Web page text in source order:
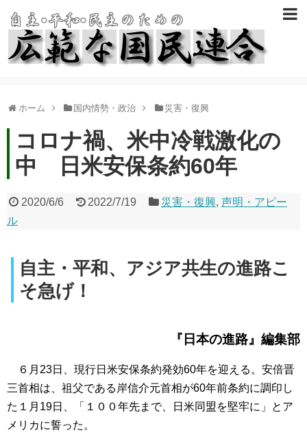
ホーム 国内情勢・政治 災害・復興
コロナ禍、米中冷戦激化の
中 日米安保条約60年
2020/6/6 2022/7/19 災害・復興,声明・アピー
ル
自主・平和、アジア共生の進路こ
そ急げ！
『日本の進路』編集部
６月23日、現行日米安保条約発効60年を迎える。安倍晋
三首相は、祖父である岸信介元首相が60年前条約に調印し
た１月19日、「１００年先まで、日米同盟を堅牢に」とア
メリカに誓った。